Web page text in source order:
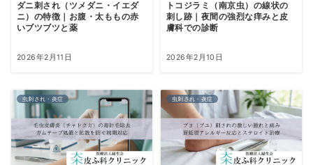
ダニ刺され（ツメダニ・イエダ
ニ）の特徴｜お腹・太ももの赤
いブツブツと薬
2026年2月11日
トコジラミ（南京虫）の線状の
刺し跡｜夜間の強烈な痒みと皮
膚科での診断
2026年2月10日
虫刺され・炎症 虫刺され・炎症